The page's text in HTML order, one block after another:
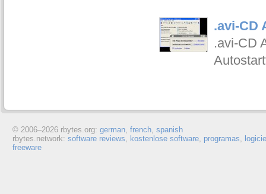
.avi-CD
.avi-CD
© 2006–2026 rbytes.org: german, french, spanish
rbytes.network: software reviews, kostenlose software, programas,
freeware